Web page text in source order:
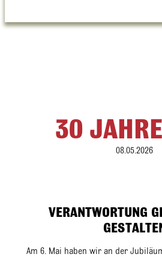
30
08.05.2026
VERANTWORTUNG
Am 6. Mai haben wir an der